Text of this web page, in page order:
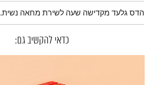
תמצית הפודקאסט
הדס גלעד מקדישה שעה לשירת מחאה נשית.
כדאי להקשיב גם: